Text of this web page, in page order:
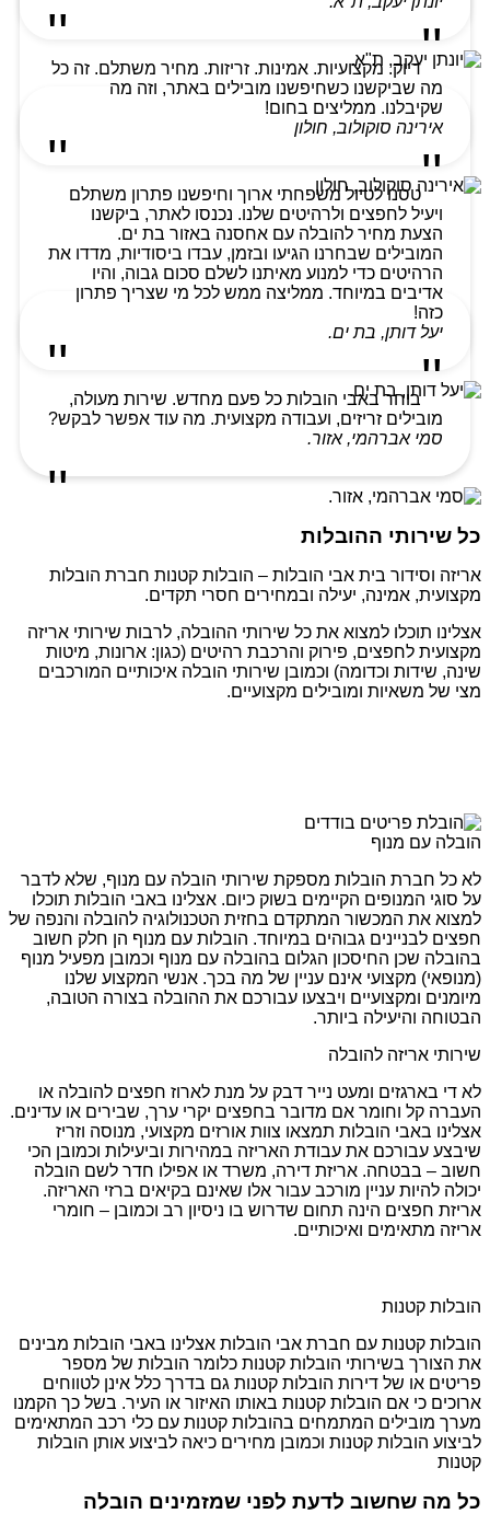
דיוק. מקצועיות. אמינות. זריזות. מחיר משתלם. זה כל
מה שביקשנו כשחיפשנו מובילים באתר, וזה מה
שקיבלנו. ממליצים בחום!
אירינה סוקולוב, חולון
טסנו לטיול משפחתי ארוך וחיפשנו פתרון משתלם
ויעיל לחפצים ולרהיטים שלנו. נכנסו לאתר, ביקשנו
הצעת מחיר להובלה עם אחסנה באזור בת ים.
המובילים שבחרנו הגיעו ובזמן, עבדו ביסודיות, מדדו את
הרהיטים כדי למנוע מאיתנו לשלם סכום גבוה, והיו
אדיבים במיוחד. ממליצה ממש לכל מי שצריך פתרון
כזה!
יעל דותן, בת ים.
בוחר באבי הובלות כל פעם מחדש. שירות מעולה,
מובילים זריזים, ועבודה מקצועית. מה עוד אפשר לבקש?
סמי אברהמי, אזור.
כל שירותי ההובלות
אריזה וסידור בית אבי הובלות – הובלות קטנות חברת הובלות
מקצועית, אמינה, יעילה ובמחירים חסרי תקדים.
אצלינו תוכלו למצוא את כל שירותי ההובלה, לרבות שירותי אריזה
מקצועית לחפצים, פירוק והרכבת רהיטים (כגון: ארונות, מיטות
שינה, שידות וכדומה) וכמובן שירותי הובלה איכותיים המורכבים
מצי של משאיות ומובילים מקצועיים.
הובלה עם מנוף
לא כל חברת הובלות מספקת שירותי הובלה עם מנוף, שלא לדבר
על סוגי המנופים הקיימים בשוק כיום. אצלינו באבי הובלות תוכלו
למצוא את המכשור המתקדם בחזית הטכנולוגיה להובלה והנפה של
חפצים לבניינים גבוהים במיוחד. הובלות עם מנוף הן חלק חשוב
בהובלה שכן החיסכון הגלום בהובלה עם מנוף וכמובן מפעיל מנוף
(מנופאי) מקצועי אינם עניין של מה בכך. אנשי המקצוע שלנו
מיומנים ומקצועיים ויבצעו עבורכם את ההובלה בצורה הטובה,
הבטוחה והיעילה ביותר.
שירותי אריזה להובלה
לא די בארגזים ומעט נייר דבק על מנת לארוז חפצים להובלה או
העברה קל וחומר אם מדובר בחפצים יקרי ערך, שבירים או עדינים.
אצלינו באבי הובלות תמצאו צוות אורזים מקצועי, מנוסה וזריז
שיבצע עבורכם את עבודת האריזה במהירות וביעילות וכמובן הכי
חשוב – בבטחה. אריזת דירה, משרד או אפילו חדר לשם הובלה
יכולה להיות עניין מורכב עבור אלו שאינם בקיאים ברזי האריזה.
אריזת חפצים הינה תחום שדרוש בו ניסיון רב וכמובן – חומרי
אריזה מתאימים ואיכותיים.
הובלות קטנות
הובלות קטנות עם חברת אבי הובלות אצלינו באבי הובלות מבינים
את הצורך בשירותי הובלות קטנות כלומר הובלות של מספר
פריטים או של דירות הובלות קטנות גם בדרך כלל אינן לטווחים
ארוכים כי אם הובלות קטנות באותו האיזור או העיר. בשל כך הקמנו
מערך מובילים המתמחים בהובלות קטנות עם כלי רכב המתאימים
לביצוע הובלות קטנות וכמובן מחירים כיאה לביצוע אותן הובלות
קטנות
כל מה שחשוב לדעת לפני שמזמינים הובלה